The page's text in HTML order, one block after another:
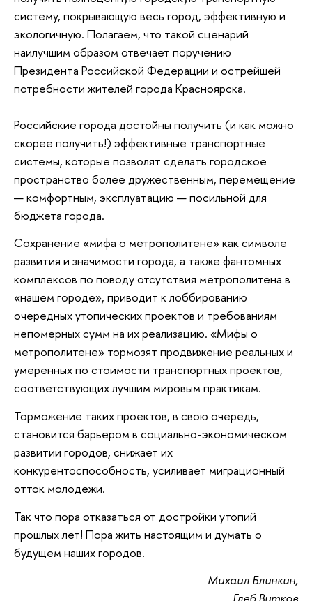
систему, покрывающую весь город, эффективную и
экологичную. Полагаем, что такой сценарий
наилучшим образом отвечает поручению
Президента Российской Федерации и острейшей
потребности жителей города Красноярска.
Российские города достойны получить (и как можно
скорее получить!) эффективные транспортные
системы, которые позволят сделать городское
пространство более дружественным, перемещение
— комфортным, эксплуатацию — посильной для
бюджета города.
Сохранение «мифа о метрополитене» как символе
развития и значимости города, а также фантомных
комплексов по поводу отсутствия метрополитена в
«нашем городе», приводит к лоббированию
очередных утопических проектов и требованиям
непомерных сумм на их реализацию. «Мифы о
метрополитене» тормозят продвижение реальных и
умеренных по стоимости транспортных проектов,
соответствующих лучшим мировым практикам.
Торможение таких проектов, в свою очередь,
становится барьером в социально-экономическом
развитии городов, снижает их
конкурентоспособность, усиливает миграционный
отток молодежи.
Так что пора отказаться от достройки утопий
прошлых лет! Пора жить настоящим и думать о
будущем наших городов.
Михаил Блинкин,